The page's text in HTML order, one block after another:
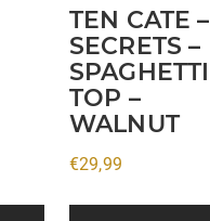
TEN CATE –
SECRETS –
SPAGHETTI
TOP –
WALNUT
€29,99
kan
gekozen
worden
op
de
productpagina